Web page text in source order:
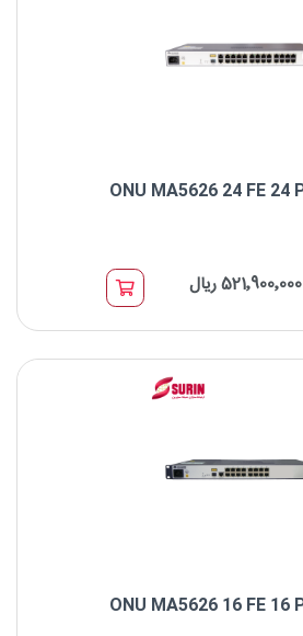
521٬900٬000 ریال